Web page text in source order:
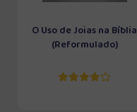
O Uso de Joias na Bíblia
(Reformulado)